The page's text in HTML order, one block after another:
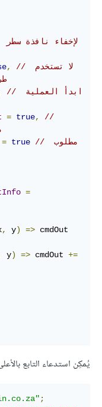
,
// لا تستخدم
// ابدأ العملية
= true,
//
= true // مطلوب
=
, y) =>
y) => cmdOut +=
يُمكِن استدعاء التابع
;